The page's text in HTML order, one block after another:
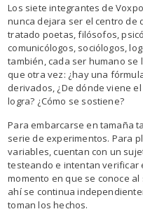
Los siete integrantes de
nunca dejara ser el centro de
tratado poetas, filósofos,
comunicólogos, sociólogos,
también, cada ser humano
que otra vez: ¿hay una
derivados, ¿De dónde viene el
logra? ¿Cómo se sostiene?
Para embarcarse en tamaña
serie de experimentos. Para
variables, cuentan con un
testeando e intentan verificar
momento en que se conoce
ahí se continua
toman los hechos.